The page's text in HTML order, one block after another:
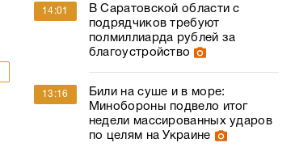
14:01
В Саратовской области с
подрядчиков требуют
полмиллиарда рублей за
благоустройство
13:16
Били на суше и в море:
Минобороны подвело итог
недели массированных ударов
по целям на Украине